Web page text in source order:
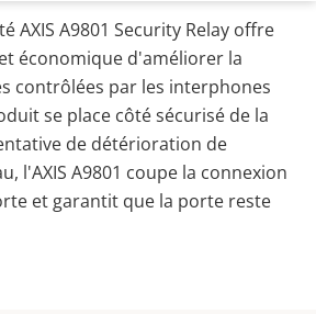
AXIS A9801 Security Relay offre
économique d'améliorer la
contrôlées par les interphones
se place côté sécurisé de la
de détérioration de
l'AXIS A9801 coupe la connexion
et garantit que la porte reste